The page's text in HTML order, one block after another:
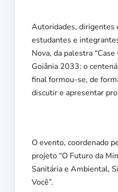
Autoridades, dirigentes
estudantes e
Nova, da palestra
Goiânia 2033: o
final formou-se, de
discutir e apresentar
O evento, coordenado
projeto “O Futuro da
Sanitária e Ambiental,
Você”.